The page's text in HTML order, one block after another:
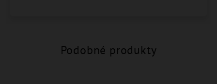
Podobné produkty